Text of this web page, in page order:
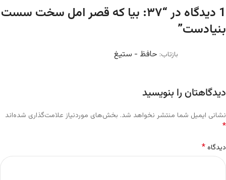
1 دیدگاه در “
۳۷: بیا که قصر امل سخت سست
بنیادست”
بازتاب: حافظ - ستیغ
دیدگاهتان را بنویسید
نشانی ایمیل شما منتشر نخواهد شد. بخش‌های موردنیاز علامت‌گذاری شده‌اند
*
دیدگاه*